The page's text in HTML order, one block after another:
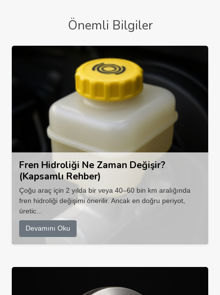
Önemli Bilgiler
Fren Hidroliği Ne Zaman Değişir?
(Kapsamlı Rehber)
Çoğu araç için 2 yılda bir veya 40–60 bin km aralığında
fren hidroliği değişimi önerilir. Ancak en doğru periyot,
üretic...
Devamını Oku